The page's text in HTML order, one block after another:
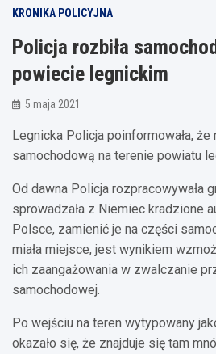
KRONIKA POLICYJNA
Policja rozbiła
powiecie legnickim
5 maja 2021
Legnicka Policja poinformowała, że
samochodową na terenie powiatu
Od dawna Policja rozpracowywała
sprowadzała z Niemiec kradzione
Polsce, zamienić je na części
miała miejsce, jest wynikiem
ich zaangażowania w zwalczanie
samochodowej.
Po wejściu na teren wytypowany
okazało się, że znajduje się tam